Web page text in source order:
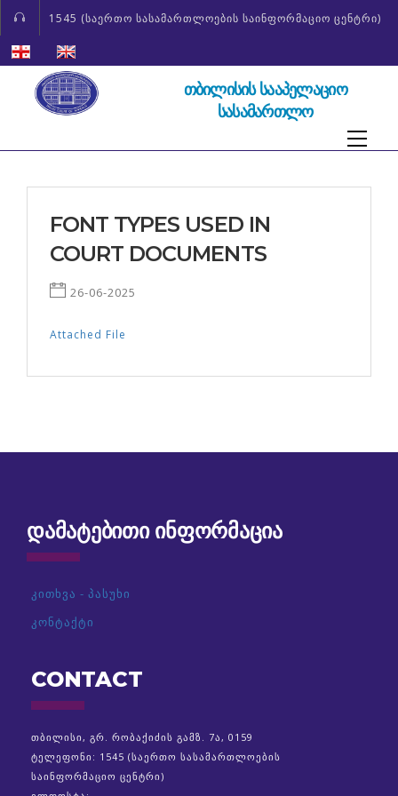
1545 (საერთო სასამართლოების საინფორმაციო ცენტრი)
ᲗᲑᲘᲚᲘᲡᲘᲡ ᲡᲐᲐᲞᲔᲚᲐᲪᲘᲝ
ᲡᲐᲡᲐᲛᲐᲠᲗᲚᲝ
FONT TYPES USED IN
COURT DOCUMENTS
26-06-2025
Attached File
ᲓᲐᲛᲐᲢᲔᲑᲘᲗᲘ ᲘᲜᲤᲝᲠᲛᲐᲪᲘᲐ
კითხვა - პასუხი
კონტაქტი
CONTACT
თბილისი, გრ. რობაქიძის გამზ. 7ა, 0159
ტელეფონი: 1545 (საერთო სასამართლოების
საინფორმაციო ცენტრი)